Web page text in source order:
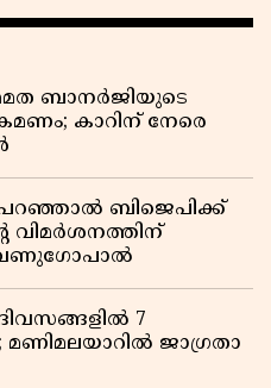
ബാനർജിയുടെ
കാറിന് നേരെ
ബിജെപിക്ക്
വിമർശനത്തിന്
7
ജാഗ്രതാ